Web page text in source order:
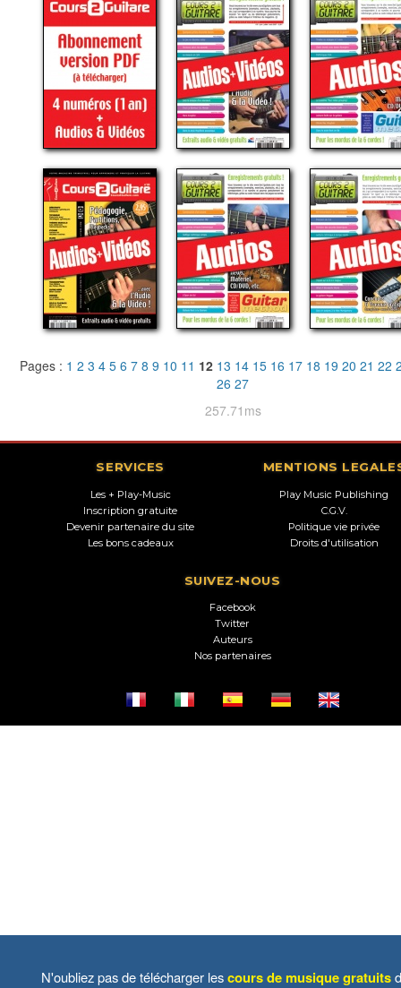
Pages : 1 2 3 4 5 6 7 8 9 10 11 12 13 14 15 16 17 18 19 20 21 22
26 27
257.71ms
SERVICES
Les + Play-Music
Inscription gratuite
Devenir partenaire du site
Les bons cadeaux
MENTIONS
Play Music Publishing
C.G.V.
Politique vie privée
Droits d'utilisation
SUIVEZ-NOUS
Facebook
Twitter
Auteurs
Nos partenaires
N'oubliez pas de télécharger lescours de musique gratuits